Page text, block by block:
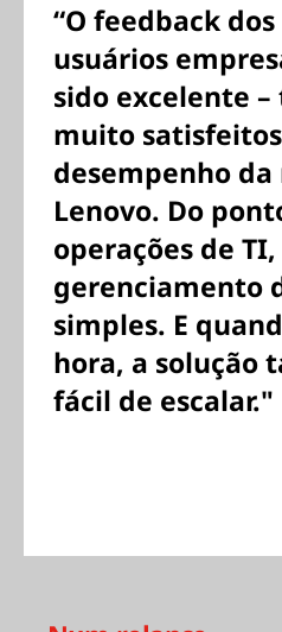
“O feedback dos
usuários
sido excelente
muito
desempenho da
Lenovo. Do
operações de
gerenciamento
simples. E
hora, a solução
fácil de escalar."